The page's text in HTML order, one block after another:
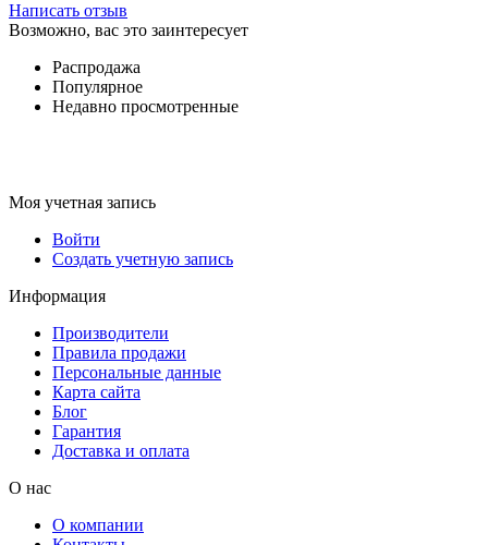
Написать отзыв
Возможно, вас это заинтересует
Распродажа
Популярное
Недавно просмотренные
Моя учетная запись
Войти
Создать учетную запись
Информация
Производители
Правила продажи
Персональные данные
Карта сайта
Блог
Гарантия
Доставка и оплата
О нас
О компании